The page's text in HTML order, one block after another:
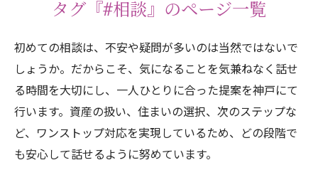
タグ『#相談』のページ一覧
初めての相談は、不安や疑問が多いのは当然ではないで
しょうか。だからこそ、気になることを気兼ねなく話せ
る時間を大切にし、一人ひとりに合った提案を神戸にて
行います。資産の扱い、住まいの選択、次のステップな
ど、ワンストップ対応を実現しているため、どの段階で
も安心して話せるように努めています。